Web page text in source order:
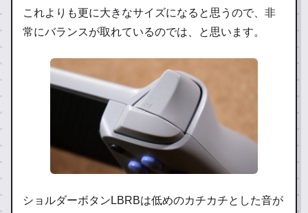
これよりも更に大きなサイズになると思うので、非
常にバランスが取れているのでは、と思います。
ショルダーボタンLBRBは低めのカチカチとした音が